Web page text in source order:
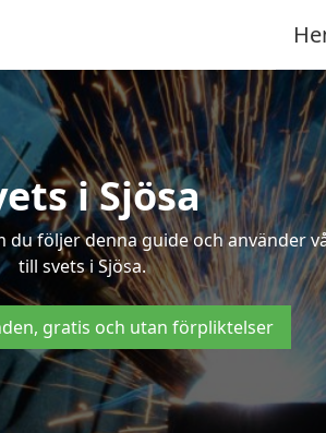
i Sjösa
följer denna guide och använder
till svets i Sjösa.
gratis och utan förpliktelser